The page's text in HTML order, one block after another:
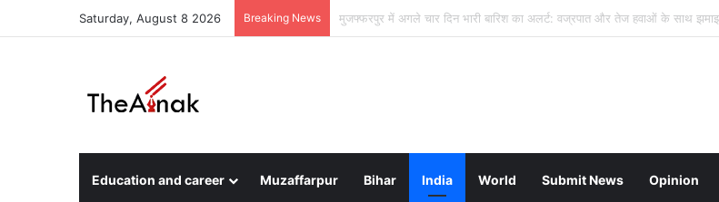
Saturday, August 8 2026 Breaking News मुजफ्फरपुर का सिकंदरपुर मरीन ड्राइव: शाम ढलते ही गुलज़ार होता है यह ‘चटोरों का अड्डा’
Education and career Muzaffarpur Bihar India World Submit News Opinion